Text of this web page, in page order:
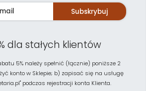
Subskrybuj
dla stałych klientów
5% należy spełnić (łącznie) poniższe 2
konto w Sklepie; b) zapisać się na usługę
podczas rejestracji konta Klienta.